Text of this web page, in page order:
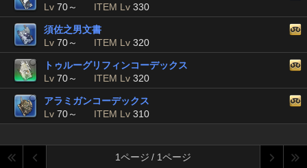
Lv 70～ ITEM Lv 330
須佐之男文書
Lv 70～ ITEM Lv 320
トゥルーグリフィンコーデックス
Lv 70～ ITEM Lv 320
アラミガンコーデックス
Lv 70～ ITEM Lv 310
1ページ / 1ページ